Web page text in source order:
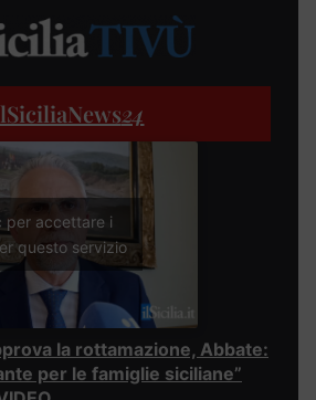
24
per accettare i
questo servizio
la rottamazione, Abbate:
per le famiglie siciliane”